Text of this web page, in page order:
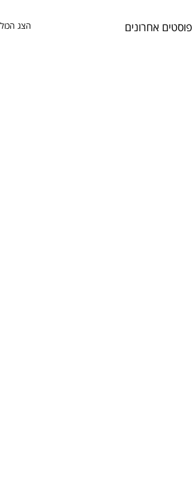
פוסטים אחרונים הצג הכול